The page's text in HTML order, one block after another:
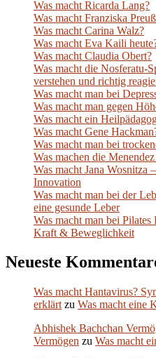
Was macht Ricarda Lang?
Was macht Franziska
Was macht Carina Walz?
Was macht Eva Kaili
Was macht Claudia Obert?
Was macht die Nosferatu-
verstehen und richtig
Was macht man bei
Was macht man gegen
Was macht ein
Was macht Gene
Was macht man bei
Was machen die
Was macht Jana
Innovation
Was macht man bei der
eine gesunde Leber
Was macht man bei
Kraft & Beweglichkeit
Neueste
Was macht Hantavirus?
erklärt zu Was macht eine
Abhishek Bachchan
Vermögen zu Was macht